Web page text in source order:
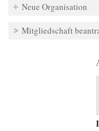
Neue Organisation
Mitgliedschaft